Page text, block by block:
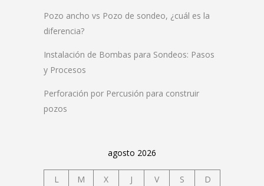
Pozo ancho vs Pozo de sondeo, ¿cuál es la
diferencia?
Instalación de Bombas para Sondeos: Pasos
y Procesos
Perforación por Percusión para construir
pozos
agosto 2026
L M X J V S
D